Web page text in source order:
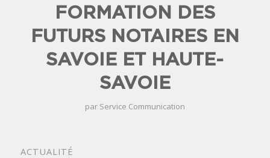
FORMATION DES
FUTURS NOTAIRES EN
SAVOIE ET HAUTE-
SAVOIE
par Service Communication
ACTUALITÉ